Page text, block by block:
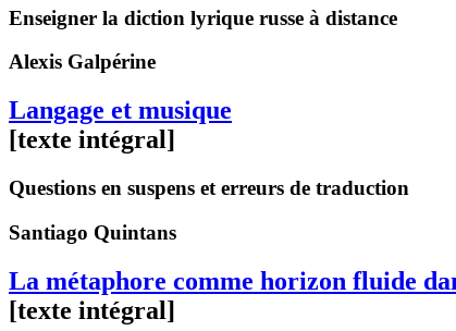
Enseigner la diction lyrique russe à distance
Alexis Galpérine
Langage et musique
[texte intégral]
Questions en suspens et erreurs de traduction
Santiago Quintans
La métaphore comme horizon fluide
[texte intégral]